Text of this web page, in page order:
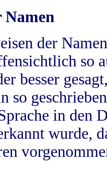
Namen
der
so
besser
so
in
wurde,